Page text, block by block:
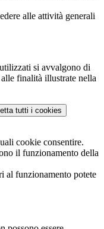
alle attività generali
si avvalgono di
finalità illustrate nella
tutti i cookies
cookie consentire.
il funzionamento della
al funzionamento potete